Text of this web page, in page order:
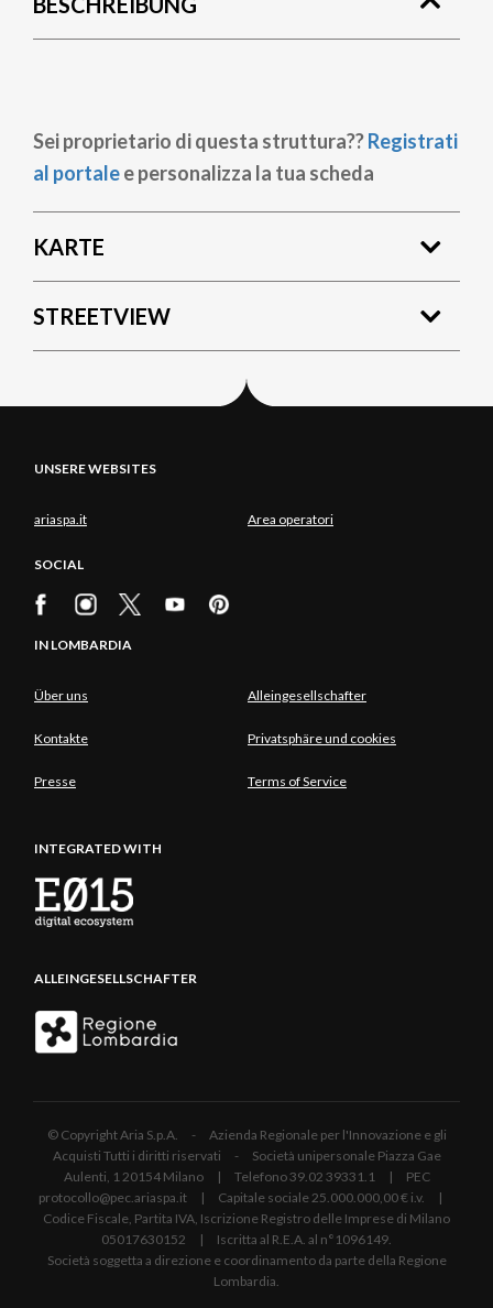
Sei proprietario di questa struttura??Registrati
al portalee personalizza la tua scheda
KARTE
STREETVIEW
UNSERE WEBSITES
ariaspa.it Area operatori
SOCIAL
IN LOMBARDIA
Über uns Alleingesellschafter
Kontakte Privatsphäre und cookies
Presse Terms of Service
INTEGRATED WITH
ALLEINGESELLSCHAFTER
© Copyright Aria S.p.A. - Azienda Regionale per l'Innovazione e gli
Acquisti Tutti i diritti riservati - Società unipersonale Piazza Gae
Aulenti, 1 20154 Milano | Telefono 39.02 39331.1 | PEC
protocollo@pec.ariaspa.it | Capitale sociale 25.000.000,00 € i.v. |
Codice Fiscale, Partita IVA, Iscrizione Registro delle Imprese di Milano
05017630152 | Iscritta al R.E.A. al n°1096149.
Società soggetta a direzione e coordinamento da parte della Regione
Lombardia.